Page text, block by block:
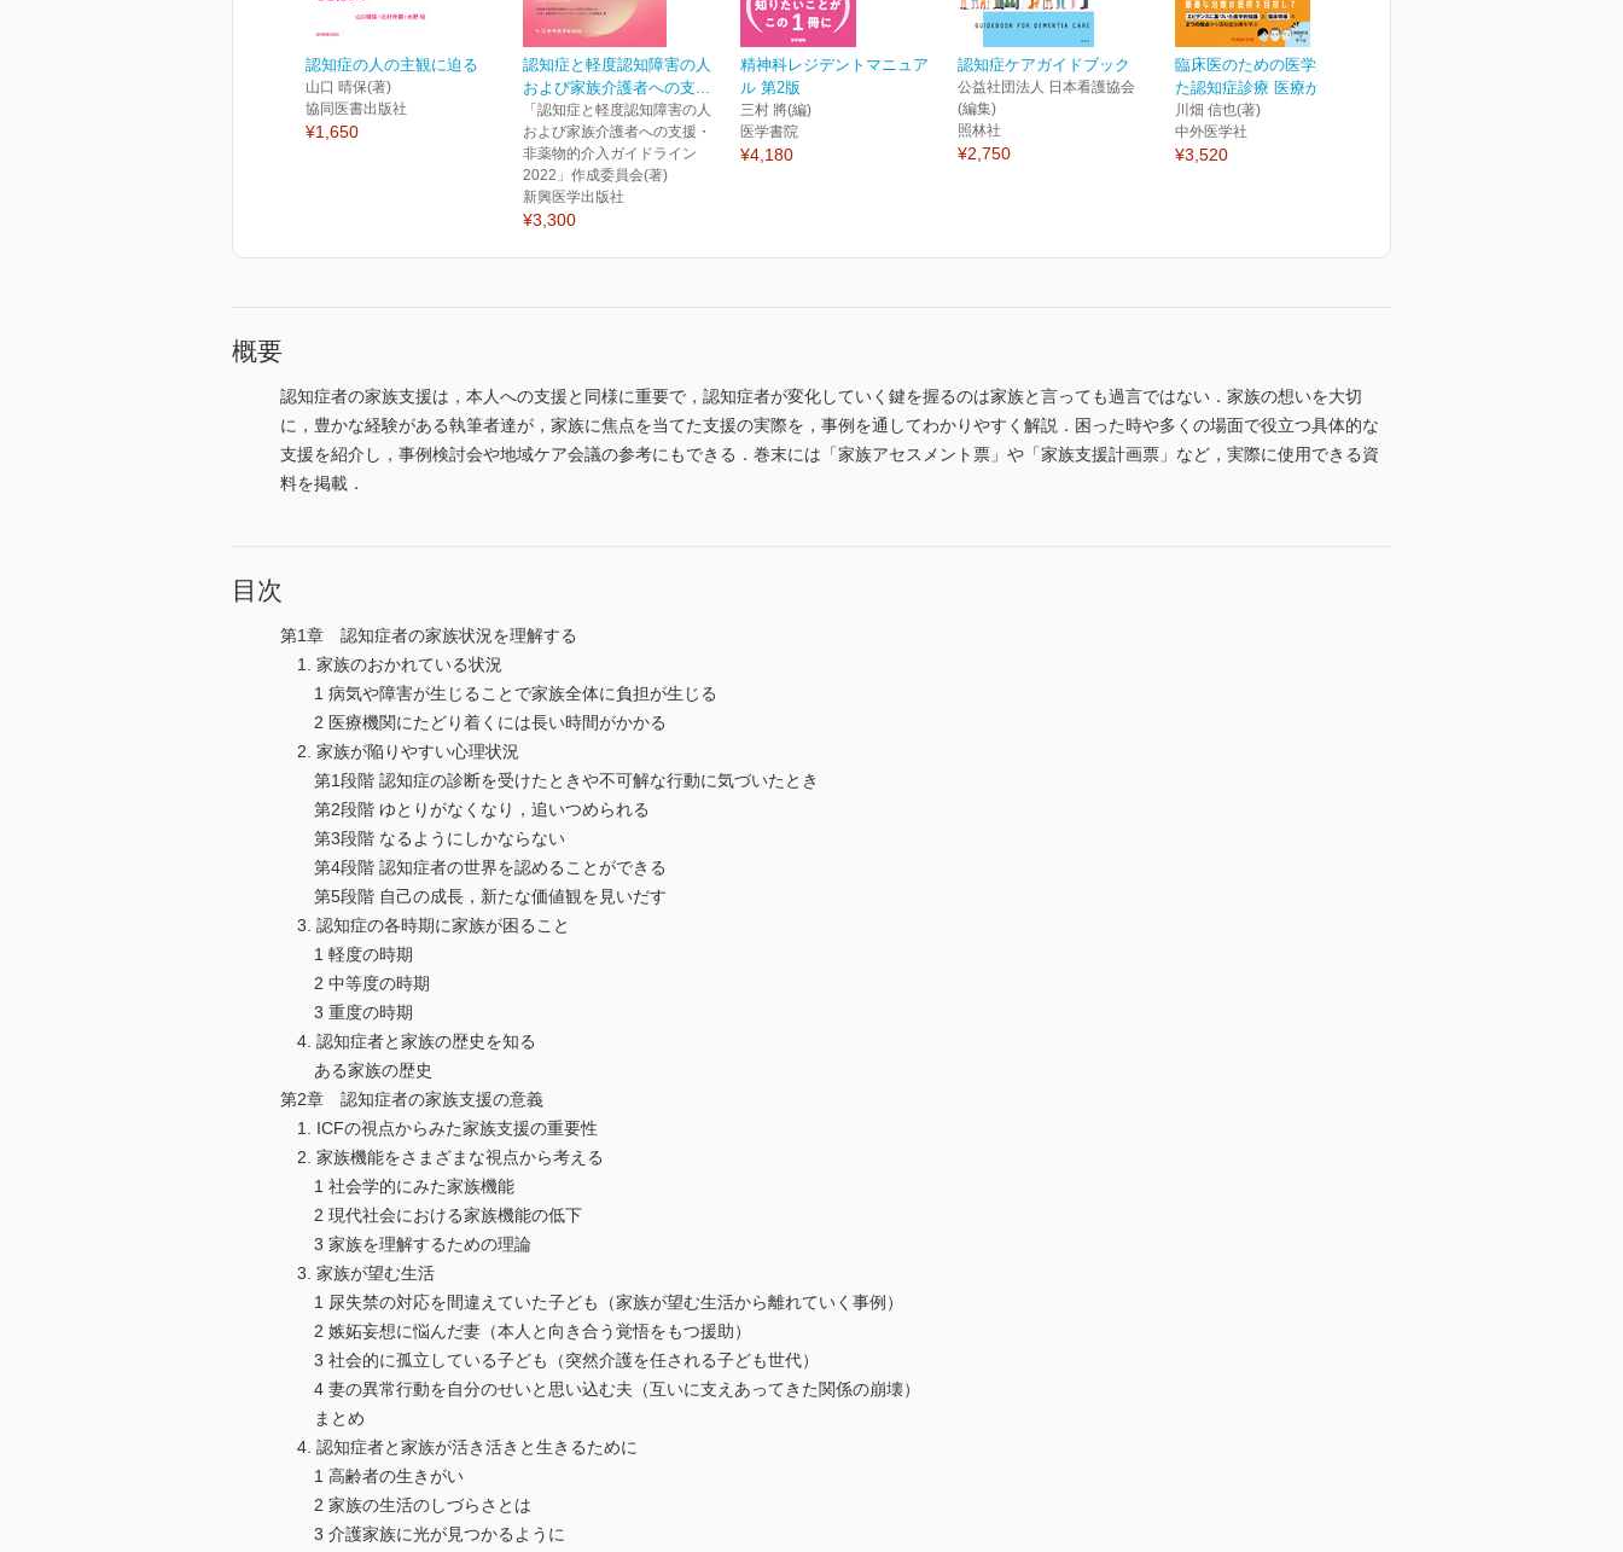
認知症の人の主観に迫る
山口 晴保(著)
協同医書出版社
¥1,650
認知症と軽度認知障害の人
および家族介護者への支...
「認知症と軽度認知障害の人
および家族介護者への支援・
非薬物的介入ガイドライン
2022」作成委員会(著)
新興医学出版社
¥3,300
精神科レジデントマニュア
ル 第2版
三村 將(編)
医学書院
¥4,180
認知症ケアガイドブック
公益社団法人 日本看護協会
(編集)
照林社
¥2,750
臨床医のための医学からみ
た認知症診療 医療からみ...
川畑 信也(著)
中外医学社
¥3,520
概要
認知症者の家族支援は，本人への支援と同様に重要で，認知症者が変化していく鍵を握るのは家族と言っても過言ではない．家族の想いを大切
に，豊かな経験がある執筆者達が，家族に焦点を当てた支援の実際を，事例を通してわかりやすく解説．困った時や多くの場面で役立つ具体的な
支援を紹介し，事例検討会や地域ケア会議の参考にもできる．巻末には「家族アセスメント票」や「家族支援計画票」など，実際に使用できる資
料を掲載．
目次
第1章 認知症者の家族状況を理解する
1. 家族のおかれている状況
1 病気や障害が生じることで家族全体に負担が生じる
2 医療機関にたどり着くには長い時間がかかる
2. 家族が陥りやすい心理状況
第1段階 認知症の診断を受けたときや不可解な行動に気づいたとき
第2段階 ゆとりがなくなり，追いつめられる
第3段階 なるようにしかならない
第4段階 認知症者の世界を認めることができる
第5段階 自己の成長，新たな価値観を見いだす
3. 認知症の各時期に家族が困ること
1 軽度の時期
2 中等度の時期
3 重度の時期
4. 認知症者と家族の歴史を知る
ある家族の歴史
第2章 認知症者の家族支援の意義
1. ICFの視点からみた家族支援の重要性
2. 家族機能をさまざまな視点から考える
1 社会学的にみた家族機能
2 現代社会における家族機能の低下
3 家族を理解するための理論
3. 家族が望む生活
1 尿失禁の対応を間違えていた子ども（家族が望む生活から離れていく事例）
2 嫉妬妄想に悩んだ妻（本人と向き合う覚悟をもつ援助）
3 社会的に孤立している子ども（突然介護を任される子ども世代）
4 妻の異常行動を自分のせいと思い込む夫（互いに支えあってきた関係の崩壊）
まとめ
4. 認知症者と家族が活き活きと生きるために
1 高齢者の生きがい
2 家族の生活のしづらさとは
3 介護家族に光が見つかるように